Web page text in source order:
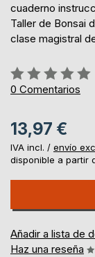
cuaderno
Taller de Bonsai
clase magistral
Rating:
0%
0 Comentarios
13,97 €
IVA incl. / envío
disponible a partir
Añadir a lista de
Haz una reseña